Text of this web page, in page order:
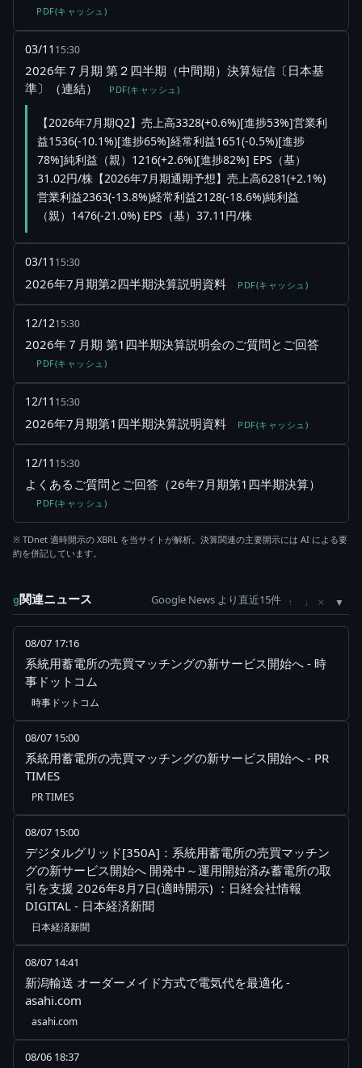
PDF(キャッシュ)
03/11 15:30
2026年７月期 第２四半期（中間期）決算短信〔日本基
準〕（連結）
PDF(キャッシュ)
【2026年7月期Q2】売上高3328(+0.6%)[進捗53%]営業利
益1536(-10.1%)[進捗65%]経常利益1651(-0.5%)[進捗
78%]純利益（親）1216(+2.6%)[進捗82%] EPS（基）
31.02円/株【2026年7月期通期予想】売上高6281(+2.1%)
営業利益2363(-13.8%)経常利益2128(-18.6%)純利益
（親）1476(-21.0%) EPS（基）37.11円/株
03/11 15:30
2026年7月期第2四半期決算説明資料 PDF(キャッシュ)
12/1215:30
2026年７月期 第1四半期決算説明会のご質問とご回答
PDF(キャッシュ)
12/11 15:30
2026年7月期第1四半期決算説明資料 PDF(キャッシュ)
12/11 15:30
よくあるご質問とご回答（26年7月期第1四半期決算）
PDF(キャッシュ)
※ TDnet 適時開示の XBRL を当サイトが解析。決算関連の主要開示には AI による要
約を併記しています。
g関連ニュース Google News より直近15件 ↑ ↓ ×
08/07 17:16
系統用蓄電所の売買マッチングの新サービス開始へ - 時
事ドットコム
時事ドットコム
08/07 15:00
系統用蓄電所の売買マッチングの新サービス開始へ - PR
TIMES
PR TIMES
08/07 15:00
デジタルグリッド[350A]：系統用蓄電所の売買マッチン
グの新サービス開始へ 開発中～運用開始済み蓄電所の取
引を支援 2026年8月7日(適時開示) ：日経会社情報
DIGITAL - 日本経済新聞
日本経済新聞
08/07 14:41
新潟輸送 オーダーメイド方式で電気代を最適化 -
asahi.com
asahi.com
08/06 18:37